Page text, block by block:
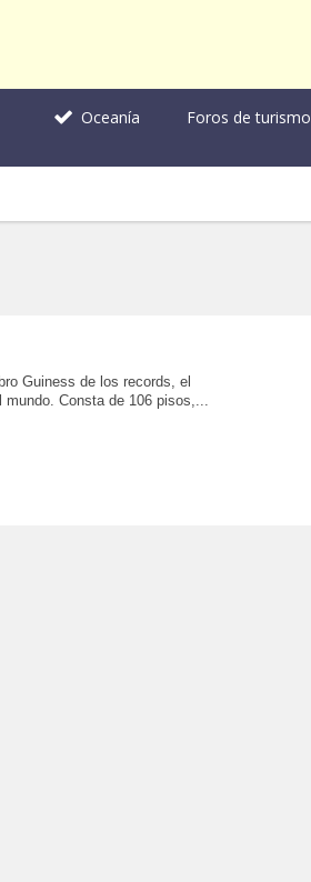
Oceanía Foros de turismo
Guiness de los records, el
Consta de 106 pisos,...